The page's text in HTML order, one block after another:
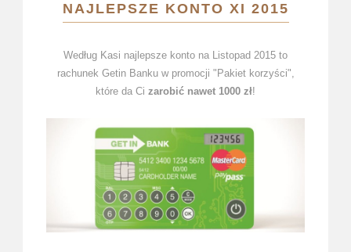
NAJLEPSZE KONTO XI 2015
Według Kasi najlepsze konto na Listopad 2015 to
rachunek Getin Banku w promocji "Pakiet korzyści",
które da Ci zarobić nawet 1000 zł!